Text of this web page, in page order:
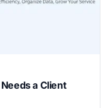
a Client